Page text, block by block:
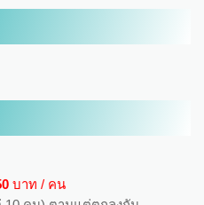
บาท / คน